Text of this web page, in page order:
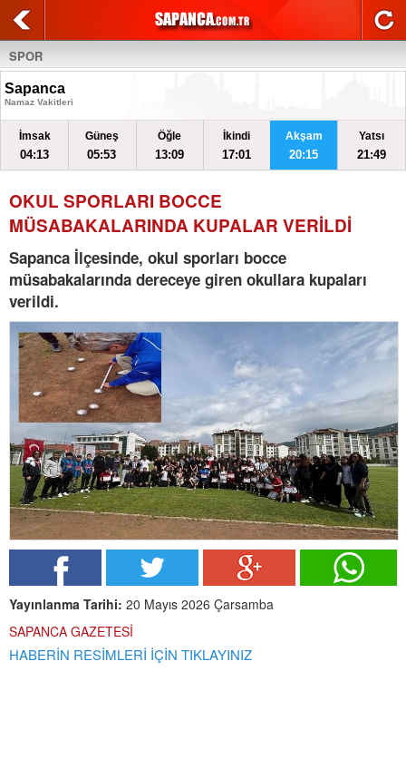
SPOR
Sapanca
Namaz Vakitleri
İmsak
04:13
Güneş
05:53
Öğle
13:09
İkindi
17:01
Akşam
20:15
Yatsı
21:49
OKUL SPORLARI BOCCE
MÜSABAKALARINDA KUPALAR VERİLDİ
Sapanca İlçesinde, okul sporları bocce
müsabakalarında dereceye giren okullara kupaları
verildi.
Yayınlanma Tarihi: 20 Mayıs 2026 Çarsamba
SAPANCA GAZETESİ
HABERİN RESİMLERİ İÇİN TIKLAYINIZ